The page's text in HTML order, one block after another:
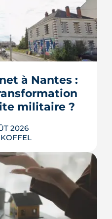
à Nantes :
militaire ?
2026
devient un
hectares et